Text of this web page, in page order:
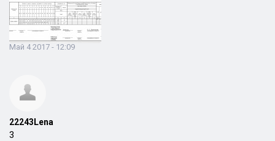
Май 4 2017 - 12:09
22243Lena
3